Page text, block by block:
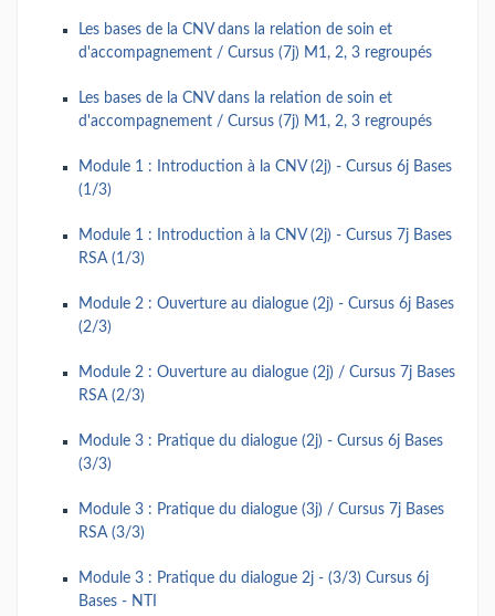
Les bases de la CNV dans la relation de soin et
d'accompagnement / Cursus (7j) M1, 2, 3 regroupés
Les bases de la CNV dans la relation de soin et
d'accompagnement / Cursus (7j) M1, 2, 3 regroupés
Module 1 : Introduction à la CNV (2j) - Cursus 6j Bases
(1/3)
Module 1 : Introduction à la CNV (2j) - Cursus 7j Bases
RSA (1/3)
Module 2 : Ouverture au dialogue (2j) - Cursus 6j Bases
(2/3)
Module 2 : Ouverture au dialogue (2j) / Cursus 7j Bases
RSA (2/3)
Module 3 : Pratique du dialogue (2j) - Cursus 6j Bases
(3/3)
Module 3 : Pratique du dialogue (3j) / Cursus 7j Bases
RSA (3/3)
Module 3 : Pratique du dialogue 2j - (3/3) Cursus 6j
Bases - NTI